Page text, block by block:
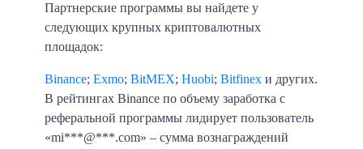
Партнерские программы вы найдете у
следующих крупных криптовалютных
площадок:
Binance; Exmo; BitMEX; Huobi; Bitfinex и других.
В рейтингах Binance по объему заработка с
реферальной программы лидирует пользователь
«mi***@***.com» – сумма вознаграждений